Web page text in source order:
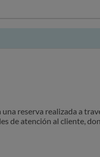
de atención al cliente,
and/or privileged. If
sender as soon as
strictly forbidden and
reserva realizada a
de atención al cliente,